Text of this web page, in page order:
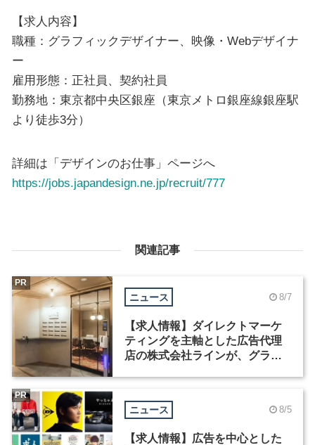
【求人内容】
職種：グラフィックデザイナー、映像・Webデザイナ
ー
雇用形態：正社員、契約社員
勤務地：東京都中央区銀座（東京メトロ銀座線銀座駅
より徒歩3分）
詳細は「デザインのお仕事」ページへ
https://jobs.japandesign.ne.jp/recruit/777
関連記事
ニュース 8/7
【求人情報】ダイレクトマーケ
ティングを主軸とした広告代理
店の株式会社ラインが、グラフ
PR
ニュース 8/5
【求人情報】広告を中心とした
PR